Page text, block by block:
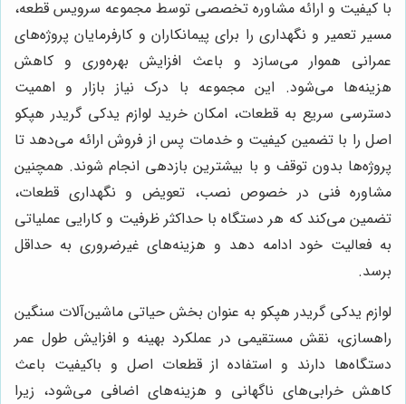
با کیفیت و ارائه مشاوره تخصصی توسط مجموعه سرویس قطعه،
مسیر تعمیر و نگهداری را برای پیمانکاران و کارفرمایان پروژه‌های
عمرانی هموار می‌سازد و باعث افزایش بهره‌وری و کاهش
هزینه‌ها می‌شود. این مجموعه با درک نیاز بازار و اهمیت
دسترسی سریع به قطعات، امکان خرید لوازم يدكى گريدر هپكو
اصل را با تضمین کیفیت و خدمات پس از فروش ارائه می‌دهد تا
پروژه‌ها بدون توقف و با بیشترین بازدهی انجام شوند. همچنین
مشاوره فنی در خصوص نصب، تعویض و نگهداری قطعات،
تضمین می‌کند که هر دستگاه با حداکثر ظرفیت و کارایی عملیاتی
به فعالیت خود ادامه دهد و هزینه‌های غیرضروری به حداقل
برسد.
لوازم يدكى گريدر هپكو به عنوان بخش حیاتی ماشین‌آلات سنگین
راهسازی، نقش مستقیمی در عملکرد بهینه و افزایش طول عمر
دستگاه‌ها دارند و استفاده از قطعات اصل و باکیفیت باعث
کاهش خرابی‌های ناگهانی و هزینه‌های اضافی می‌شود، زیرا